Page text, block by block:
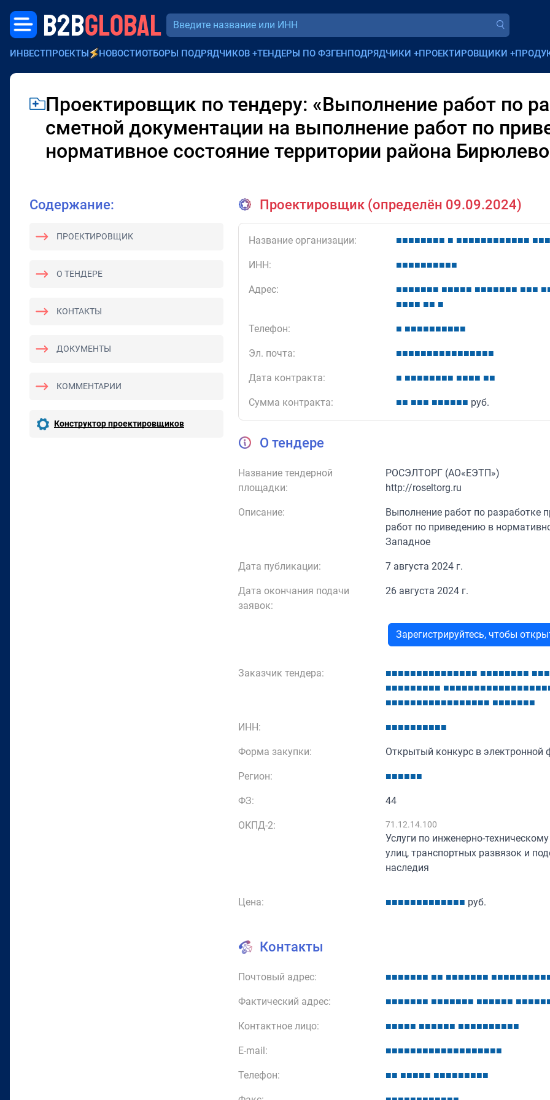
B2BGLOBAL
ИНВЕСТПРОЕКТЫ НОВОСТИОТБОРЫ ПОДРЯДЧИКОВ +ТЕНДЕРЫ ПО ФЗГЕНПОДРЯДЧИКИ +ПРОЕКТИРОВЩИКИ +
Проектировщик по тендеру: «Выполнение работ по
сметной документации на выполнение работ по
нормативное состояние территории района
Содержание:
ПРОЕКТИРОВЩИК
О ТЕНДЕРЕ
КОНТАКТЫ
ДОКУМЕНТЫ
КОММЕНТАРИИ
Конструктор проектировщиков
Проектировщик (определён 09.09.2024)
Название организации: ■■■■■■■■ ■ ■■■■■■■■■■■■ ■■■
ИНН: ■■■■■■■■■■
Адрес: ■■■■■■■ ■■■■■ ■■■■■■■ ■■■ ■
■■■■ ■■ ■
Телефон: ■ ■■■■■■■■■■
Эл. почта: ■■■■■■■■■■■■■■■■
Дата контракта: ■ ■■■■■■■■ ■■■■ ■■
Сумма контракта: ■■ ■■■ ■■■■■■ руб.
О тендере
Название тендерной
площадки:
РОСЭЛТОРГ (АО«ЕЭТП»)
http://roseltorg.ru
Описание:
Выполнение работ по разработке
работ по приведению в
Западное
Дата публикации: 7 августа 2024 г.
Дата окончания подачи
заявок:
26 августа 2024 г.
Зарегистрируйтесь, чтобы
Заказчик тендера: ■■■■■■■■■■■■■■■ ■■■■■■■■ ■■■
■■■■■■■■■ ■■■■■■■■■■■■■■■■■
■■■■■■■■■■■■■■■■■ ■■■■■■■
ИНН: ■■■■■■■■■■
Форма закупки: Открытый конкурс в электронной
Регион: ■■■■■■
ФЗ: 44
ОКПД-2: 71.12.14.100
Услуги по инженерно-
улиц, транспортных развязок и
наследия
Цена: ■■■■■■■■■■■■■ руб.
Контакты
Почтовый адрес: ■■■■■■■ ■■ ■■■■■■■ ■■■■■■■■■
Фактический адрес: ■■■■■■■ ■■■■■■■ ■■■■■■ ■■■■■
Контактное лицо: ■■■■■ ■■■■■■ ■■■■■■■■■■
E-mail: ■■■■■■■■■■■■■■■■■■■
Телефон: ■■ ■■■■■ ■■■■■■■■■